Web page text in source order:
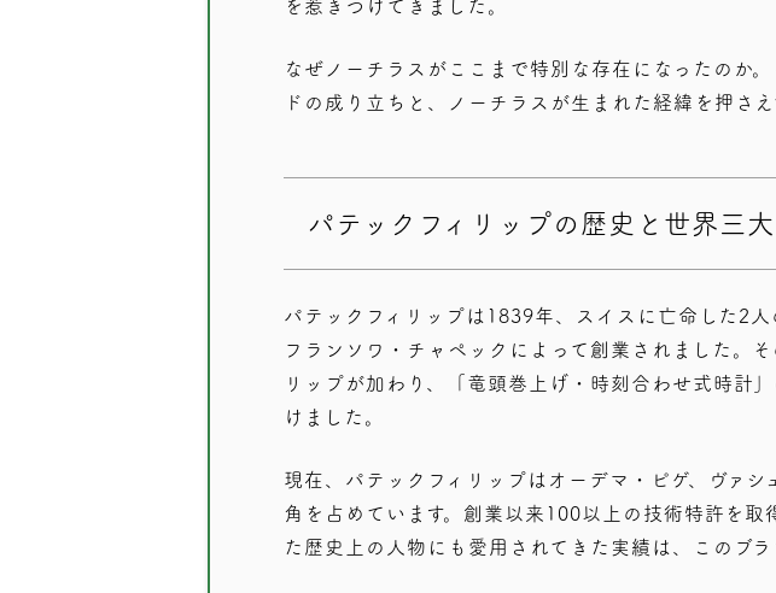
を惹きつけてきました。
なぜノーチラスがここまで特別な存在になったのか
ドの成り立ちと、ノーチラスが生まれた経緯を押さえ
パテックフィリップの歴史と世界三
パテックフィリップは1839年、スイスに亡命した2
フランソワ・チャペックによって創業されました。
リップが加わり、「竜頭巻上げ・時刻合わせ式時計
けました。
現在、パテックフィリップは オーデマ・ピゲ、ヴァ
角を占めています。創業以来100以上の技術特許を取
た歴史上の人物にも愛用されてきた実績は、このブ